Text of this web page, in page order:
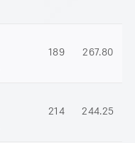
189 267.80
214 244.25